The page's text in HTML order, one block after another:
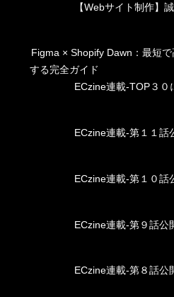
【Webサイト制作】
Figma × Shopify Dawn：最短
する完全ガイド
ECzine連載-TOP３０
ECzine連載-第１１話
ECzine連載-第１０話
ECzine連載-第９話公
ECzine連載-第８話公